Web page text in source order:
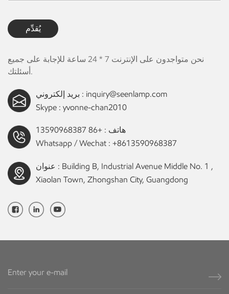
يُقدِّم
نحن متواجدون على الإنترنت 7 * 24 ساعة للإجابة على جميع
أسئلتك.
بريد إلكتروني : inquiry@seenlamp.com
Skype : yvonne-chan2010
هاتف :+86 13590968387
Whatsapp / Wechat : +8613590968387
عنوان : Building B, Industrial Avenue Middle No. 1 ,
Xiaolan Town, Zhongshan City, Guangdong